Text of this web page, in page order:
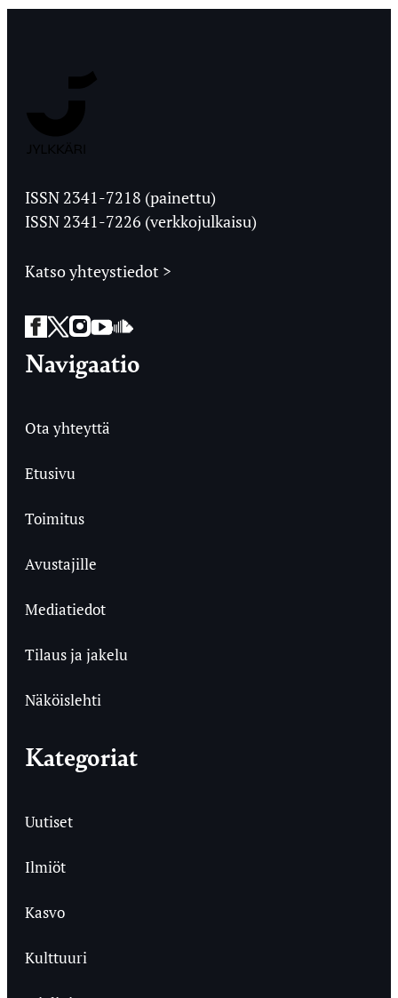
Ylioppilaslehti
ISSN 2341-7218 (painettu)
ISSN 2341-7226 (verkkojulkaisu)
Katso yhteystiedot >
Facebook
Twitter
Instagram
YouTube
SoundCloud
Navigaatio
Ota yhteyttä
Etusivu
Toimitus
Avustajille
Mediatiedot
Tilaus ja jakelu
Näköislehti
Kategoriat
Uutiset
Ilmiöt
Kasvo
Kulttuuri